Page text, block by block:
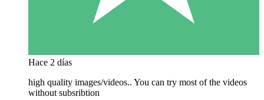
Hace 2 días
high quality images/videos.. You can try most of the videos
without subsribtion